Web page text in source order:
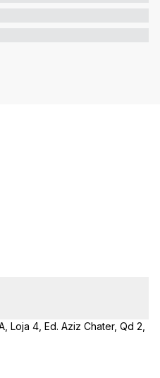
Loja 4, Ed. Aziz Chater, Qd 2,